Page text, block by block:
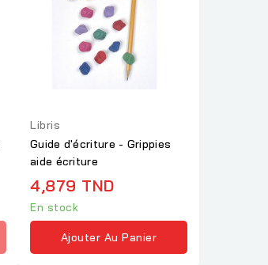
Libris
Guide d'écriture - Grippies
aide écriture
4,879 TND
En stock
Ajouter Au Panier